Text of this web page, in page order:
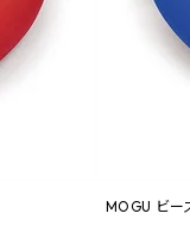
MOGU ビー